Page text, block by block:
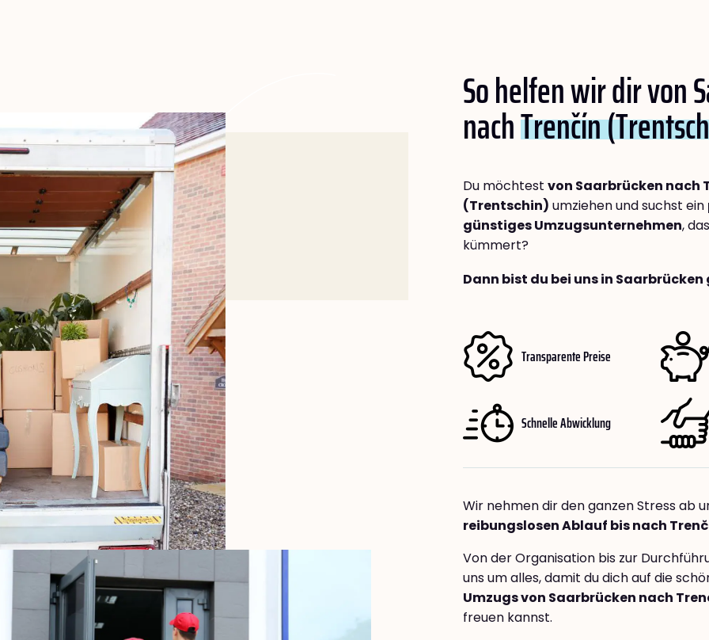
So helfen wir dir von
nachTrenčín
Du möchtest von Saarbrücken nach
(Trentschin) umziehen und suchst ein
günstiges Umzugsunternehmen,
kümmert?
Dann bist du bei uns in
Transparente Preise
Schnelle Abwicklung
Wir nehmen dir den ganzen Stress ab
reibungslosen Ablauf bis nach
Von der Organisation bis zur
uns um alles, damit du dich auf die
Umzugs von Saarbrücken nach
freuen kannst.